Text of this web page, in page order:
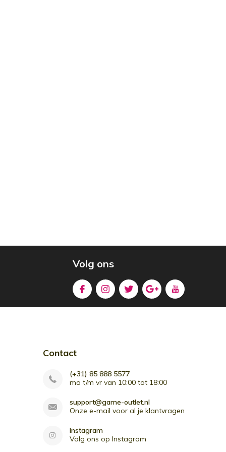
Volg ons
Contact
(+31) 85 888 5577
ma t/m vr van 10:00 tot 18:00
support@game-outlet.nl
Onze e-mail voor al je klantvragen
Instagram
Volg ons op Instagram